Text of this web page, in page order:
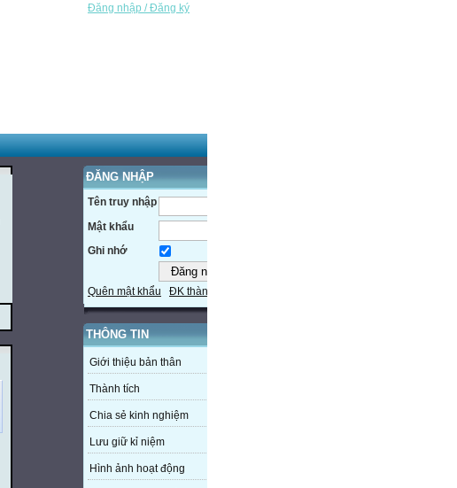
Đăng nhập / Đăng ký
ĐĂNG NHẬP
Tên truy nhập
Mật khẩu
Ghi nhớ
Quên mật khẩu ĐK thành viên
THÔNG TIN
Giới thiệu bản thân
Thành tích
Chia sẻ kinh nghiệm
Lưu giữ kỉ niệm
Hình ảnh hoạt động